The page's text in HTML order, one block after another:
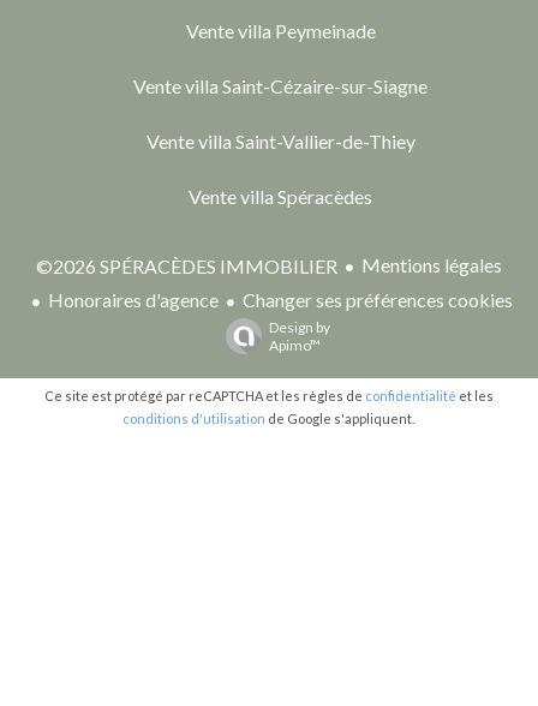
Vente villa Peymeinade
Vente villa Saint-Cézaire-sur-Siagne
Vente villa Saint-Vallier-de-Thiey
Vente villa Spéracèdes
©2026 SPÉRACÈDES IMMOBILIER
Mentions légales
Honoraires d'agence
Changer ses préférences cookies
Design by
Apimo™
Ce site est protégé par reCAPTCHA et les règles de confidentialité et les
conditions d'utilisation de Google s'appliquent.